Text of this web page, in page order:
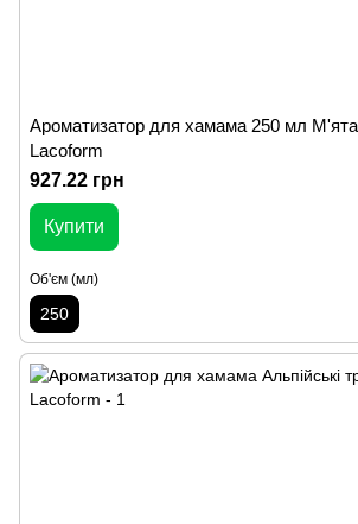
Ароматизатор для хамама 250 мл
Lacoform
927.22 грн
Купити
Об'єм (мл)
250